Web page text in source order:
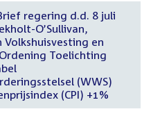
regering d.d. 8 juli
O’Sullivan,
Volkshuisvesting en
Toelichting
(WWS)
(CPI) +1%